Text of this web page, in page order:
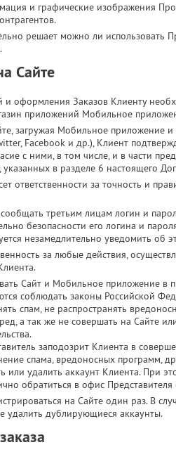
и графические изображения
решает можно ли
Сайте
оформления Заказов Клиенту
приложений Мобильное
загружая Мобильное приложение
Facebook и др.), Клиент
с ними, в том числе, и в части
указанных в разделе 6 настоящего
ответственности за точность и
третьим лицам логин и
безопасности его логина и
незамедлительно уведомить об
за любые действия,
Сайт и Мобильное приложение в
соблюдать законы Российской
спам, не распространять
а так же не совершать на Сайте
заподозрит Клиента в
спама, вредоносных программ,
или удалить аккаунт Клиента. При
обратиться в офис Представителя
на Сайте один раз. В
удалить дублирующиеся аккаунты.